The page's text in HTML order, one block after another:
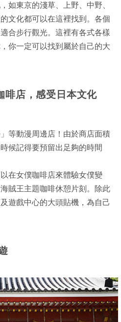
如東京的淺草、上野、中野、
文化都可以在這裡找到。各個
合步行觀光。這裡有各式各樣
你一定可以找到屬於自己的大
啡店，感受日本文化
等動漫周邊店！由於商店面積
候記得要預留出足夠的時間
在女僕咖啡店來體驗女僕變
賊王主題咖啡休憩片刻。除此
遊戲中心的大頭貼機，為自己